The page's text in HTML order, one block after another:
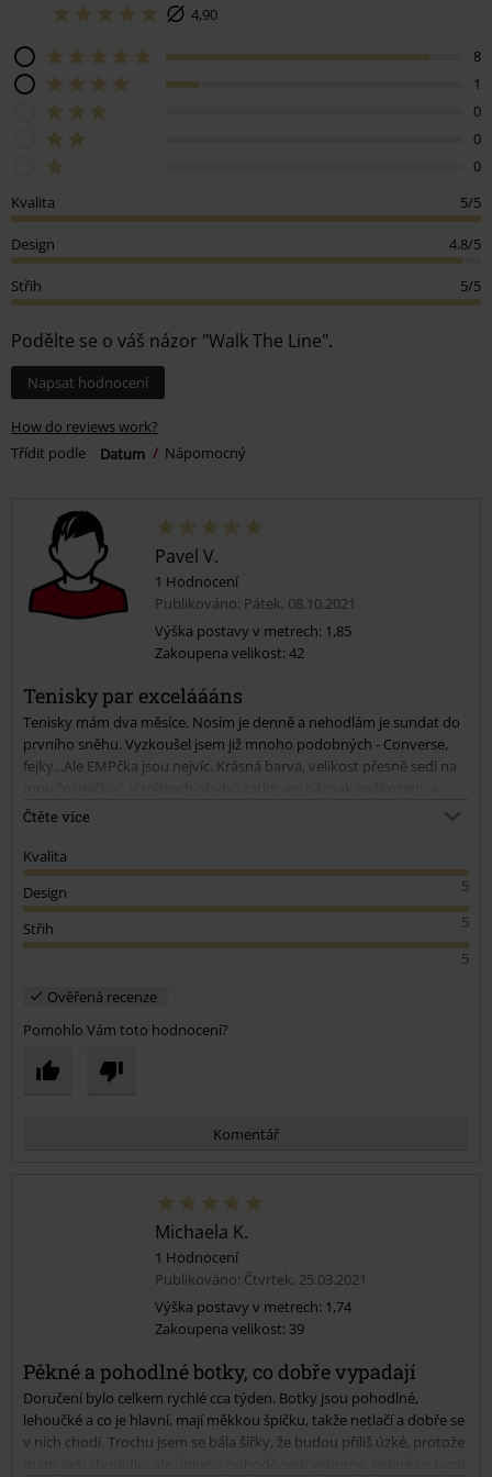
4,90
8
1
0
0
0
Kvalita
5/5
Design 4.8/5
Střih 5/5
Podělte se o váš názor "Walk The Line".
Napsat hodnocení
How do reviews work?
Třídit podle
Datum Nápomocný
Pavel V.
1 Hodnocení
Publikováno: Pátek, 08.10.2021
Výška postavy v metrech: 1,85
Zakoupena velikost: 42
Tenisky par exceláááns
Tenisky mám dva měsíce. Nosím je denně a nehodlám je sundat do
prvního sněhu. Vyzkoušel jsem již mnoho podobných - Converse,
fejky...Ale EMPčka jsou nejvíc. Krásná barva, velikost přesně sedí na
podotýkám při každodenním nošení celý den. Podrážka je také
je, že vnitřek u paty se trochu potrhal. Ale to bych asi u plátěnek při
denním nošení a zouvání chtěl moc. Snad vydrží ještě aspoň dvě
sezony. A až doslouží koupím si tu nové. Děkuji a doporučuji.
Čtěte více
Kvalita
5
Design
5
Střih
5
Ověřená recenze
Pomohlo Vám toto hodnocení?
Komentář
Odeslat komentář
Michaela K.
1 Hodnocení
Publikováno: Čtvrtek, 25.03.2021
Výška postavy v metrech: 1,74
Zakoupena velikost: 39
Pěkné a pohodlné botky, co dobře vypadají
Doručení bylo celkem rychlé cca týden. Botky jsou pohodlné,
lehoučké a co je hlavní, mají měkkou špičku, takže netlačí a dobře se
v nich chodí. Trochu jsem se bála šířky, že budou příliš úzké, protože